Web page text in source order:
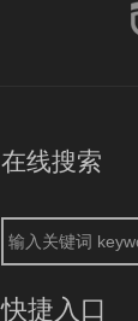
在线搜索
快捷入口